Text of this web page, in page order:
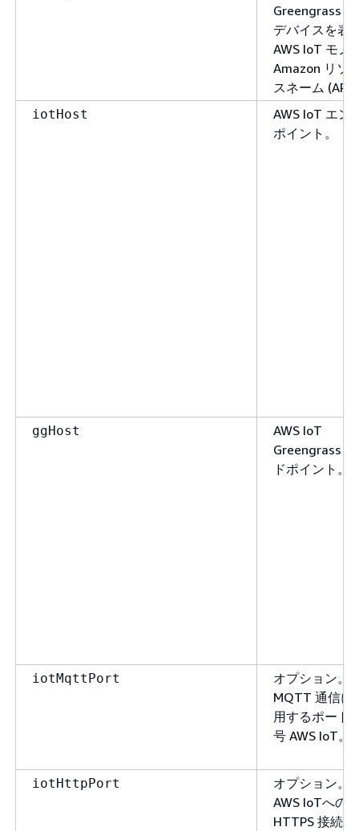
Greengrass
デバイスを表
AWS IoT モノ
Amazon リソ
スネーム
iotHost
AWS IoT エン
ポイント。
ggHost
AWS IoT
Greengrass
ドポイント。
iotMqttPort
オプション。
MQTT 通信に
用するポート
号 AWS IoT。
iotHttpPort
オプション。
AWS IoTへの
HTTPS 接続を